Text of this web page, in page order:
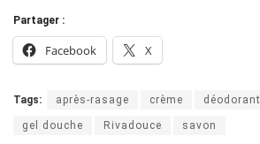
Partager :
Facebook X
Tags: après-rasage crème déodorant
gel douche Rivadouce savon